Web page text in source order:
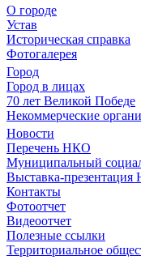
О городе
Устав
Историческая справка
Фотогалерея
Город
Город в лицах
70 лет Великой Победе
Некоммерческие
Новости
Перечень НКО
Муниципальный
Выставка-
Контакты
Фотоотчет
Видеоотчет
Полезные ссылки
Территориальное